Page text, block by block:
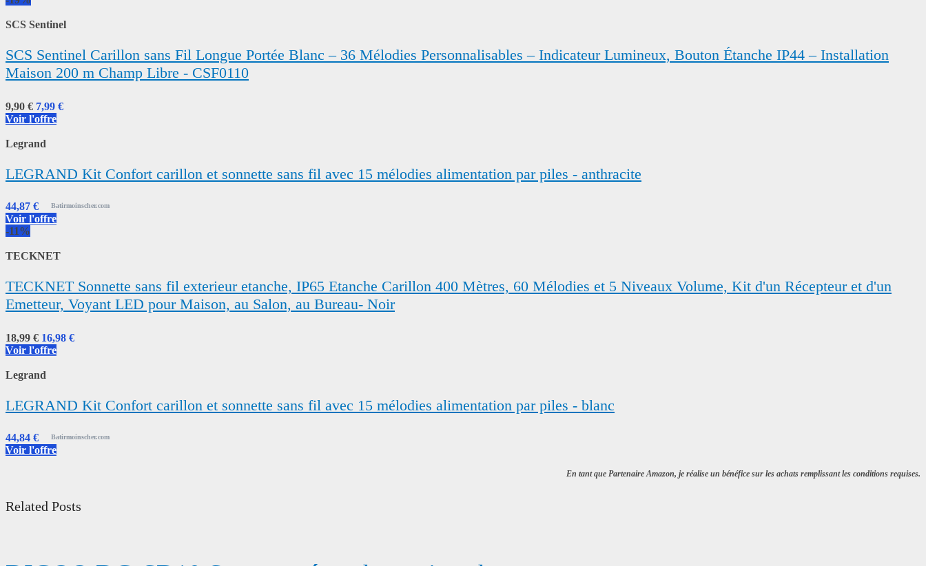
SCS Sentinel
SCS Sentinel Carillon sans Fil Longue Portée Blanc – 36 Mélodies Personnalisables – Indicateur Lumineux, Bouton Étanche IP44 – Installation
Maison 200 m Champ Libre - CSF0110
9,90 € 7,99 €
Voir l'offre
Legrand
LEGRAND Kit Confort carillon et sonnette sans fil avec 15 mélodies alimentation par piles - anthracite
44,87 € Batirmoinscher.com
Voir l'offre
-11%
TECKNET
TECKNET Sonnette sans fil exterieur etanche, IP65 Etanche Carillon 400 Mètres, 60 Mélodies et 5 Niveaux Volume, Kit d'un Récepteur et d'un
Emetteur, Voyant LED pour Maison, au Salon, au Bureau- Noir
18,99 € 16,98 €
Voir l'offre
Legrand
LEGRAND Kit Confort carillon et sonnette sans fil avec 15 mélodies alimentation par piles - blanc
44,84 € Batirmoinscher.com
Voir l'offre
En tant que Partenaire Amazon, je réalise un bénéfice sur les achats remplissant les conditions requises.
Related Posts